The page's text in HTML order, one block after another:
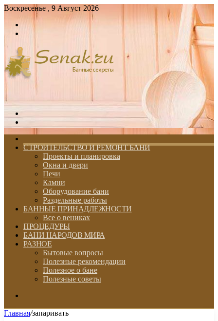
Воскресенье , 9 Август 2026
Войти
skin
СТРОИТЕЛЬСТВО И РЕМОНТ БАНИ
Проекты и планировка
Окна и двери
Печи
Камни
Оборудование бани
Раздельные работы
БАННЫЕ ПРИНАДЛЕЖНОСТИ
Все о вениках
ПРОЦЕДУРЫ
БАНИ НАРОДОВ МИРА
РАЗНОЕ
Бытовые вопросы
Полезные рекомендации
Полезное о бане
Полезные советы
Главная/запаривать